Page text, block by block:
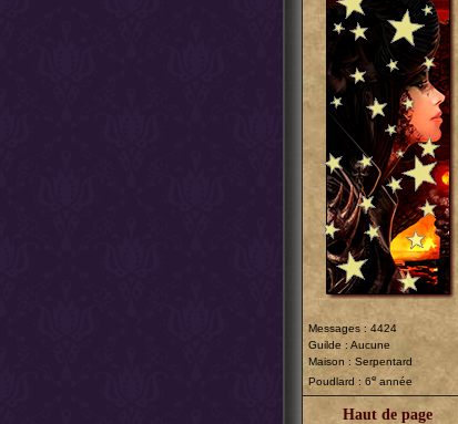
Messages : 4424
Guilde : Aucune
Maison : Serpentard
Poudlard : 6e année
Haut de page